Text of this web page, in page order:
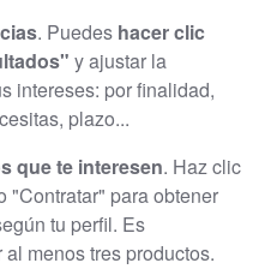
. Puedes hacer clic
y ajustar la
intereses: por finalidad,
plazo...
que te interesen. Haz clic
"Contratar" para obtener
tu perfil. Es
menos tres productos.